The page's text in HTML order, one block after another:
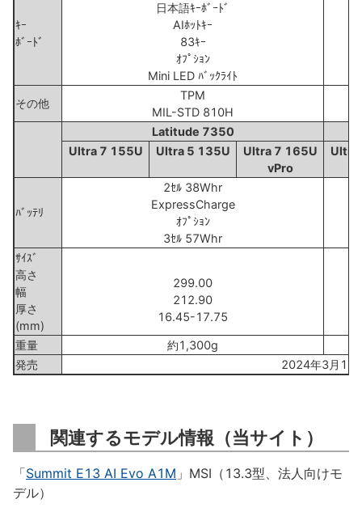
ｷｰ
ﾎﾞｰﾄﾞ
日本語ｷｰﾎﾞｰﾄﾞ
AIﾎｯﾄｷｰ
83ｷｰ
ｵﾌﾟｼｮﾝ
Mini LED ﾊﾞｯｸﾗｲﾄ
その他
TPM
MIL-STD 810H
Latitude 7350
Ultra 7 155U
Ultra 5 135U
Ultra 7 165U
vPro
Ultra
ﾊﾞｯﾃﾘ
2ｾﾙ 38Whr
ExpressCharge
ｵﾌﾟｼｮﾝ
3ｾﾙ 57Whr
ｻｲｽﾞ
高さ
幅
厚さ
(mm)
299.00
212.90
16.45-17.75
重量
約1,300g
発売
2024年3月13
関連するモデル情報（当サイト）
「Summit E13 AI Evo A1M 」MSI（13.3型、法人向けモ
デル）